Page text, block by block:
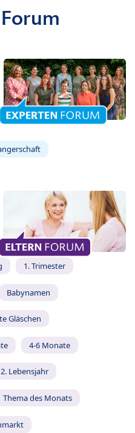
1. Trimester
Babynamen
Gläschen
4-6 Monate
Lebensjahr
Thema des Monats